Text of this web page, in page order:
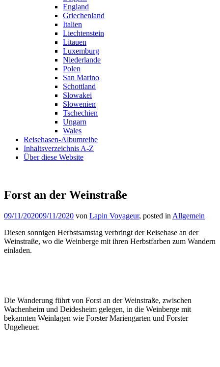
England
Griechenland
Italien
Liechtenstein
Litauen
Luxemburg
Niederlande
Polen
San Marino
Schottland
Slowakei
Slowenien
Tschechien
Ungarn
Wales
Reisehasen-Albumreihe
Inhaltsverzeichnis A-Z
Über diese Website
Forst an der Weinstraße
09/11/202009/11/2020 von Lapin Voyageur, posted in Allgemein
Diesen sonnigen Herbstsamstag verbringt der Reisehase an der
Weinstraße, wo die Weinberge mit ihren Herbstfarben zum Wandern
einladen.
Die Wanderung führt von Forst an der Weinstraße, zwischen
Wachenheim und Deidesheim gelegen, in die Weinberge mit
bekannten Weinlagen wie Forster Mariengarten und Forster
Ungeheuer.